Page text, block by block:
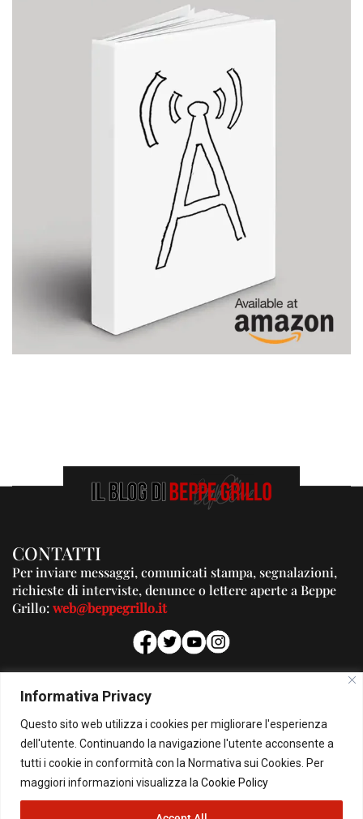
Informativa Privacy
Questo sito web utilizza i cookies per migliorare l'esperienza
dell'utente. Continuando la navigazione l'utente acconsente a
tutti i cookie in conformità con la Normativa sui Cookies. Per
maggiori informazioni visualizza la Cookie Policy
CONTATTI
Per inviare messaggi, comunicati stampa, segnalazioni,
richieste di interviste, denunce o lettere aperte a Beppe
Grillo:web@beppegrillo.it
PUBBLICITA'
Per la tua pubblicità su questo Blog:
pubblicita@beppegrillo.it